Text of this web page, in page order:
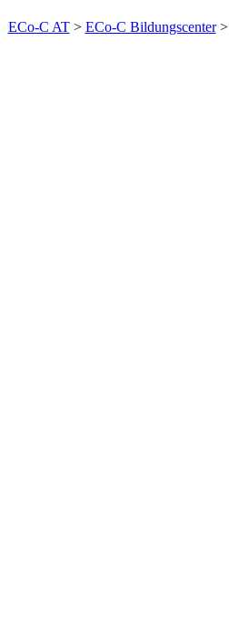
ECo-C AT> ECo-C Bildungscenter>